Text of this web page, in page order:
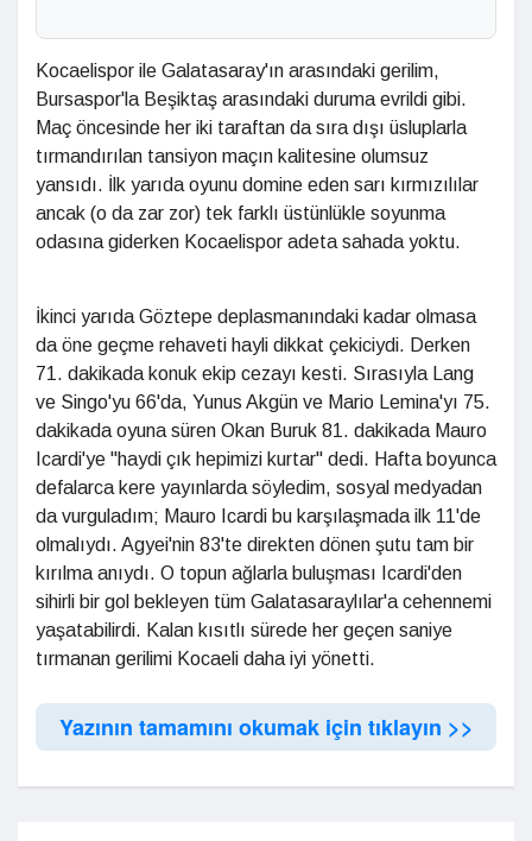
Kocaelispor ile Galatasaray'ın arasındaki gerilim,
Bursaspor'la Beşiktaş arasındaki duruma evrildi gibi.
Maç öncesinde her iki taraftan da sıra dışı üsluplarla
tırmandırılan tansiyon maçın kalitesine olumsuz
yansıdı. İlk yarıda oyunu domine eden sarı kırmızılılar
ancak (o da zar zor) tek farklı üstünlükle soyunma
odasına giderken Kocaelispor adeta sahada yoktu.
İkinci yarıda Göztepe deplasmanındaki kadar olmasa
da öne geçme rehaveti hayli dikkat çekiciydi. Derken
71. dakikada konuk ekip cezayı kesti. Sırasıyla Lang
ve Singo'yu 66'da, Yunus Akgün ve Mario Lemina'yı 75.
dakikada oyuna süren Okan Buruk 81. dakikada Mauro
Icardi'ye "haydi çık hepimizi kurtar" dedi. Hafta boyunca
defalarca kere yayınlarda söyledim, sosyal medyadan
da vurguladım; Mauro Icardi bu karşılaşmada ilk 11'de
olmalıydı. Agyei'nin 83'te direkten dönen şutu tam bir
kırılma anıydı. O topun ağlarla buluşması Icardi'den
sihirli bir gol bekleyen tüm Galatasaraylılar'a cehennemi
yaşatabilirdi. Kalan kısıtlı sürede her geçen saniye
tırmanan gerilimi Kocaeli daha iyi yönetti.
Yazının tamamını okumak için tıklayın >>